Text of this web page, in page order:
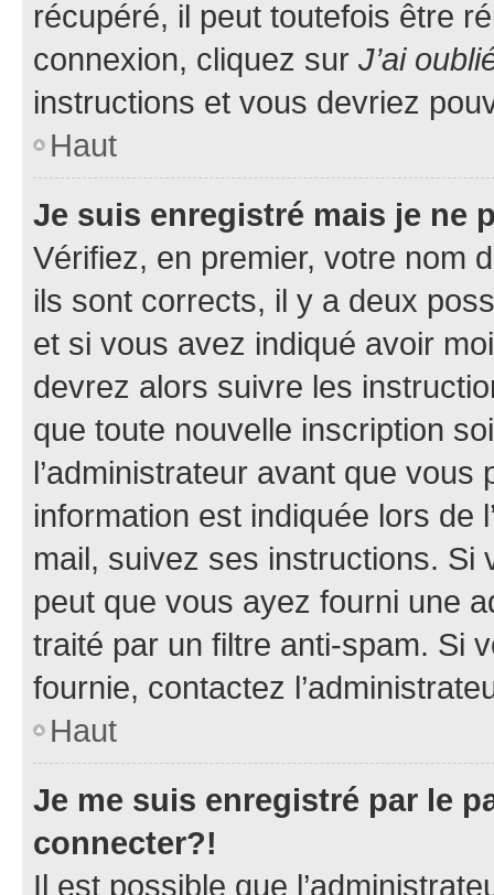
récupéré, il peut toutefois être
connexion, cliquez sur J’ai
instructions et vous devriez
Haut
Je suis enregistré mais je ne
Vérifiez, en premier, votre nom
ils sont corrects, il y a deux
et si vous avez indiqué avoir
devrez alors suivre les
que toute nouvelle inscription
l’administrateur avant que
information est indiquée lors de
mail, suivez ses instructions. Si
peut que vous ayez fourni une
traité par un filtre anti-spam. Si
fournie, contactez
Haut
Je me suis enregistré par le
connecter?!
Il est possible que